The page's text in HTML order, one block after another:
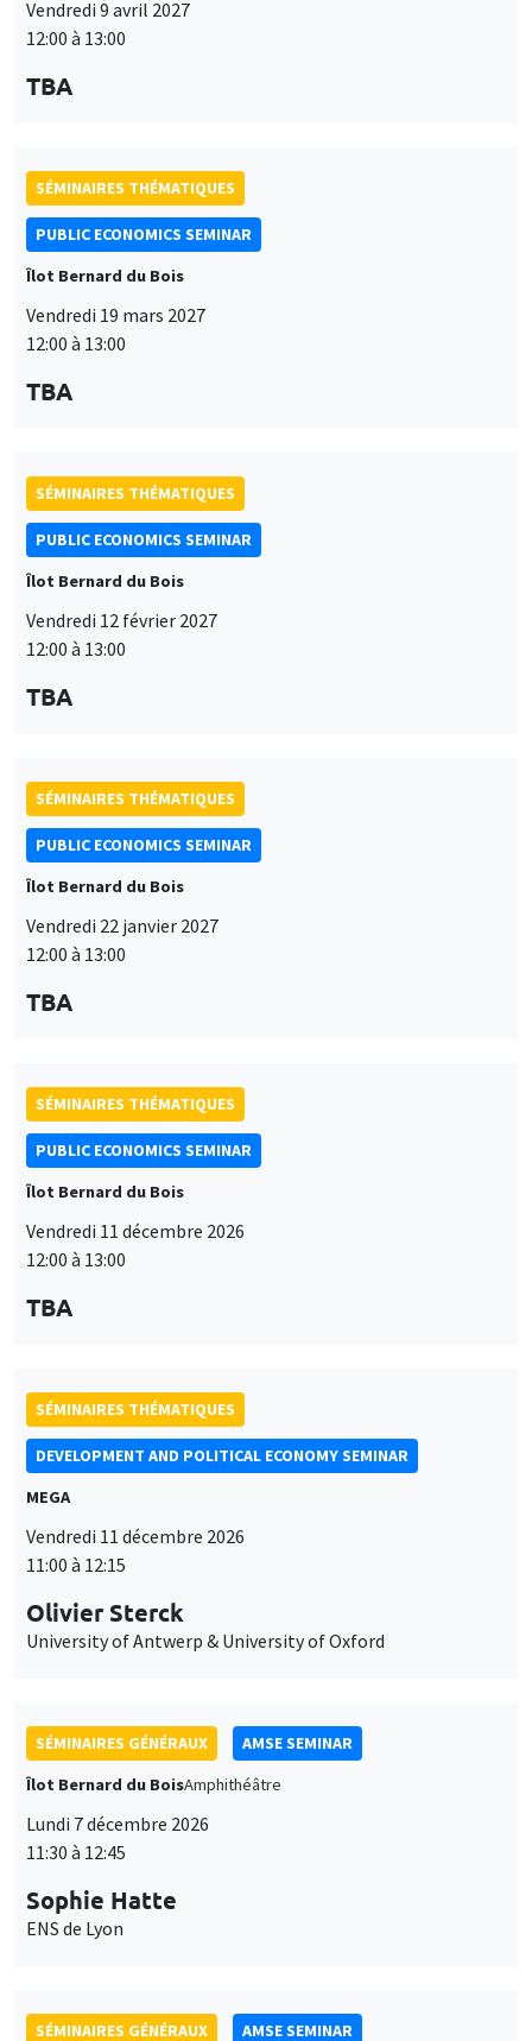
Vendredi 9 avril 2027
12:00 à 13:00
TBA
SÉMINAIRES THÉMATIQUES
PUBLIC ECONOMICS SEMINAR
Îlot Bernard du Bois
Vendredi 19 mars 2027
12:00 à 13:00
TBA
SÉMINAIRES THÉMATIQUES
PUBLIC ECONOMICS SEMINAR
Îlot Bernard du Bois
Vendredi 12 février 2027
12:00 à 13:00
TBA
SÉMINAIRES THÉMATIQUES
PUBLIC ECONOMICS SEMINAR
Îlot Bernard du Bois
Vendredi 22 janvier 2027
12:00 à 13:00
TBA
SÉMINAIRES THÉMATIQUES
PUBLIC ECONOMICS SEMINAR
Îlot Bernard du Bois
Vendredi 11 décembre 2026
12:00 à 13:00
TBA
SÉMINAIRES THÉMATIQUES
DEVELOPMENT AND POLITICAL ECONOMY SEMINAR
MEGA
Vendredi 11 décembre 2026
11:00 à 12:15
Olivier Sterck
University of Antwerp & University of Oxford
SÉMINAIRES GÉNÉRAUX
AMSE SEMINAR
Îlot Bernard du BoisAmphithéâtre
Lundi 7 décembre 2026
11:30 à 12:45
Sophie Hatte
ENS de Lyon
SÉMINAIRES GÉNÉRAUX AMSE SEMINAR